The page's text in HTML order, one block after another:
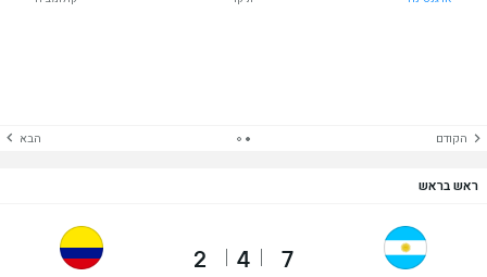
הקודם הבא
ראש בראש
7
4
2